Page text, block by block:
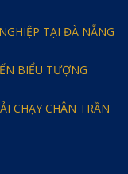
TẠI ĐÀ NẴNG
BIỂU TƯỢNG
CHẠY CHÂN TRẦN